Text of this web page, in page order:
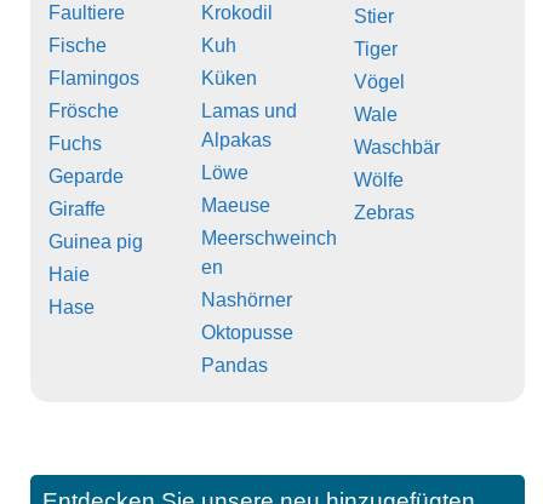
Faultiere
Fische
Flamingos
Frösche
Fuchs
Geparde
Giraffe
Guinea pig
Haie
Hase
Krokodil
Kuh
Küken
Lamas und
Alpakas
Löwe
Maeuse
Meerschweinch
en
Nashörner
Oktopusse
Pandas
Stier
Tiger
Vögel
Wale
Waschbär
Wölfe
Zebras